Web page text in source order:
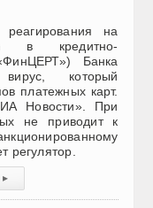
на
в кредитно-
Банка
который
платежных карт.
Новости». При
не приводит к
регулятор.
▸